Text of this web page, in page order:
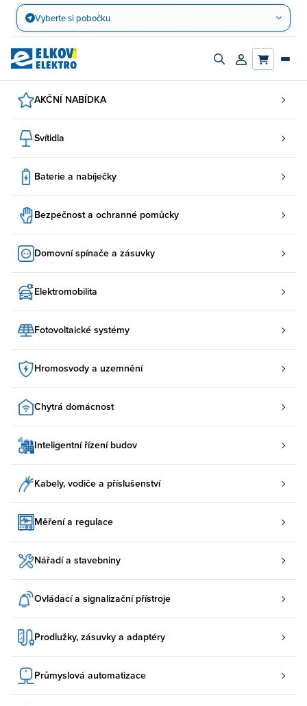
Přejít
obsah
Vyberte si pobočku
Zapnout/vypnout
Přihlásit/
AKČNÍ NABÍDKA
Svítidla
Baterie a nabíječky
Bezpečnost a ochranné pomůcky
Domovní spínače a zásuvky
Elektromobilita
Fotovoltaické systémy
Hromosvody a uzemnění
Chytrá domácnost
Inteligentní řízení budov
Kabely, vodiče a příslušenství
Měření a regulace
Nářadí a stavebniny
Ovládací a signalizační přístroje
Prodlužky, zásuvky a adaptéry
Průmyslová automatizace